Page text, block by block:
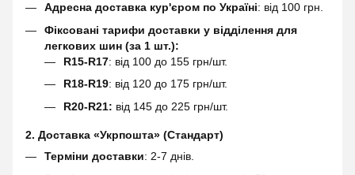
Адресна доставка кур'єром по Україні: від 100 грн.
Фіксовані тарифи доставки у відділення для
легкових шин (за 1 шт.):
R15-R17: від 100 до 155 грн/шт.
R18-R19: від 120 до 175 грн/шт.
R20-R21: від 145 до 225 грн/шт.
2. Доставка «Укрпошта» (Стандарт)
Терміни доставки: 2-7 днів.